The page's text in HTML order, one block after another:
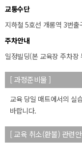
교통수단
지하철 5호선 개롱역 3번출
주차안내
일정빌딩(본 교육장 주차장
[ 과정준비물 ]
교육 당일 매트에서의 실
바랍니다.
[ 교육 취소(환불) 관련